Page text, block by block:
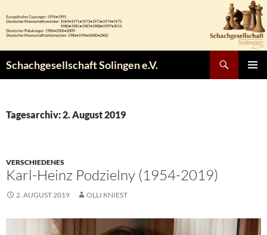
Inhalt
springen
Schachgesellschaft Solingen e.V.
Tagesarchiv: 2. August 2019
VERSCHIEDENES
Karl-Heinz Podzielny (1954-2019)
2. AUGUST 2019 OLLI KNIEST